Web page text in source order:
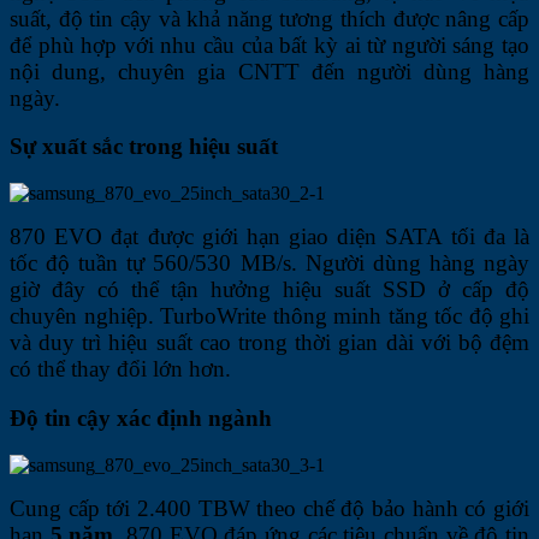
suất, độ tin cậy và khả năng tương thích được nâng cấp
để phù hợp với nhu cầu của bất kỳ ai từ người sáng tạo
nội dung, chuyên gia CNTT đến người dùng hàng
ngày.
Sự xuất sắc trong hiệu suất
870 EVO đạt được giới hạn giao diện SATA tối đa là
tốc độ tuần tự 560/530 MB/s. Người dùng hàng ngày
giờ đây có thể tận hưởng hiệu suất SSD ở cấp độ
chuyên nghiệp. TurboWrite thông minh tăng tốc độ ghi
và duy trì hiệu suất cao trong thời gian dài với bộ đệm
có thể thay đổi lớn hơn.
Độ tin cậy xác định ngành
Cung cấp tới 2.400 TBW theo chế độ bảo hành có giới